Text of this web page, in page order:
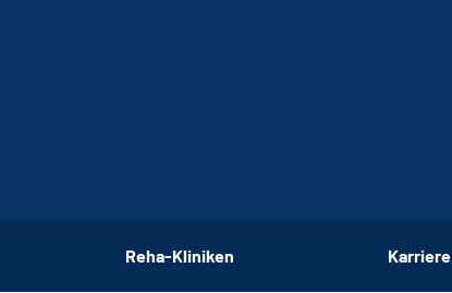
Reha-Kliniken Karriere